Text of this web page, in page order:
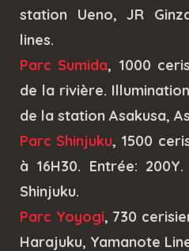
station Ueno, JR
lines.
Parc Sumida, 1000
de la rivière.
de la station Asakusa,
Parc Shinjuku, 1500
à 16H30. Entrée:
Shinjuku.
Parc Yoyogi, 730
Harajuku, Yamanote